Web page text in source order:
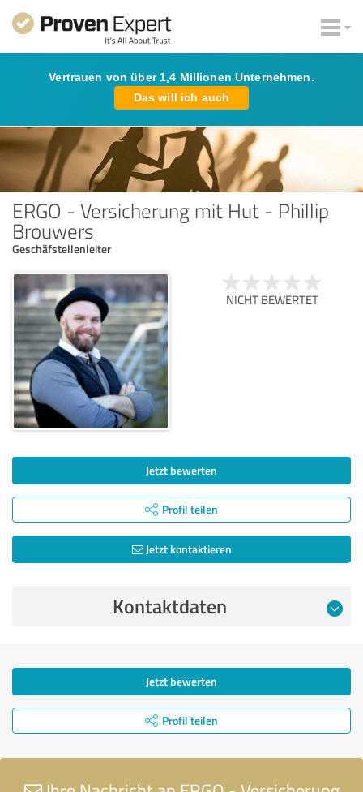
Vertrauen von über 1,4 Millionen Unternehmen.
Das will ich auch
ERGO - Versicherung mit Hut - Phillip
Brouwers
Geschäfstellenleiter
NICHT BEWERTET
Jetzt bewerten
Profil teilen
Jetzt kontaktieren
Kontaktdaten
Jetzt bewerten
Profil teilen